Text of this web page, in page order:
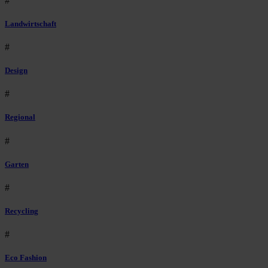
Landwirtschaft
#
Design
#
Regional
#
Garten
#
Recycling
#
Eco Fashion